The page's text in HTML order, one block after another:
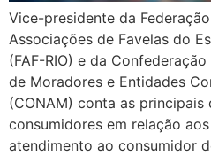
Vice-presidente da
Associações de Favelas do
(FAF-RIO) e da
de Moradores e Entidades
(CONAM) conta as
consumidores em relação
atendimento ao consumidor